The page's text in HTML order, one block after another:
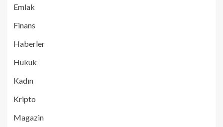
Emlak
Finans
Haberler
Hukuk
Kadın
Kripto
Magazin